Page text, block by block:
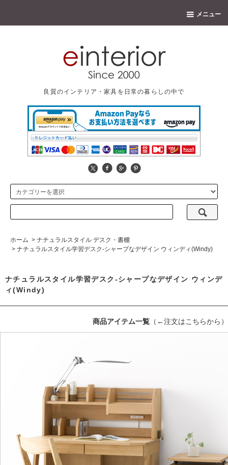
メニュー
良質のインテリア・家具を日常の暮らしの中で
ホーム > ナチュラルスタイル デスク・書棚
> ナチュラルスタイル学習デスク-シャープなデザイン ウィンディ(Windy)
ナチュラルスタイル学習デスク-シャープなデザイン ウィンデ
ィ(Windy)
商品アイテム一覧 （←注文はこちらから）